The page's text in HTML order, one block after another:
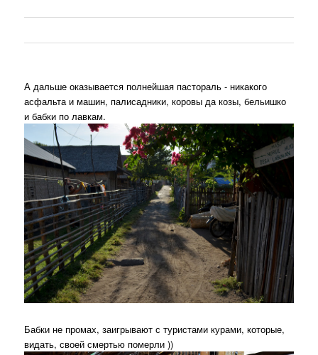
А дальше оказывается полнейшая пастораль - никакого
асфальта и машин, палисадники, коровы да козы, бельишко
и бабки по лавкам.
Бабки не промах, заигрывают с туристами курами, которые,
видать, своей смертью померли ))